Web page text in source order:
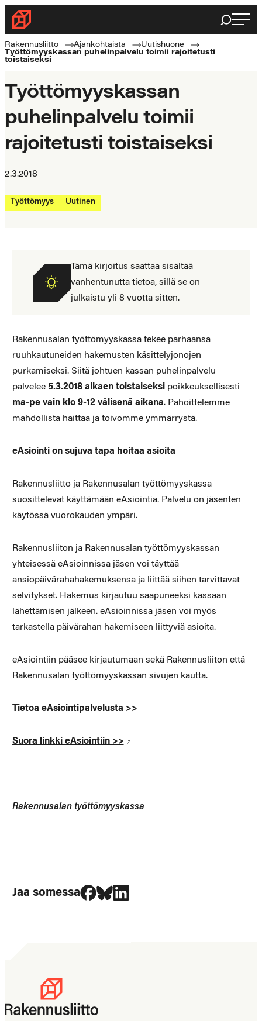
Siirry
suoraan
sisältöön
Rakennusliitto
Rakennusalan
ammattilaisten
Haku
Rakennusliitto Ajankohtaista
Uutishuone
Työttömyyskassan puhelinpalvelu toimii rajoitetusti
toistaiseksi
Työttömyyskassan
puhelinpalvelu toimii
rajoitetusti toistaiseksi
2.3.2018
Työttömyys Uutinen
Tämä kirjoitus saattaa sisältää
vanhentunutta tietoa, sillä se on
julkaistu yli 8 vuotta sitten.
Rakennusalan työttömyyskassa tekee parhaansa
ruuhkautuneiden hakemusten käsittelyjonojen
purkamiseksi. Siitä johtuen kassan puhelinpalvelu
palvelee5.3.2018 alkaen toistaiseksi poikkeuksellisesti
ma-pe vain klo 9-12 välisenä aikana. Pahoittelemme
mahdollista haittaa ja toivomme ymmärrystä.
eAsiointi on sujuva tapa hoitaa asioita
Rakennusliitto ja Rakennusalan työttömyyskassa
suosittelevat käyttämään eAsiointia. Palvelu on jäsenten
käytössä vuorokauden ympäri.
Rakennusliiton ja Rakennusalan työttömyyskassan
yhteisessä eAsioinnissa jäsen voi täyttää
ansiopäivärahahakemuksensa ja liittää siihen tarvittavat
selvitykset. Hakemus kirjautuu saapuneeksi kassaan
lähettämisen jälkeen. eAsioinnissa jäsen voi myös
tarkastella päivärahan hakemiseen liittyviä asioita.
eAsiointiin pääsee kirjautumaan sekä Rakennusliiton että
Rakennusalan työttömyyskassan sivujen kautta.
Tietoa eAsiointipalvelusta >>
Suora linkki eAsiointiin >>
Rakennusalan työttömyyskassa
Jaa somessa
Jaa Facebookissa
Jaa Blueskyssa
Jaa LinkedIn:ssä